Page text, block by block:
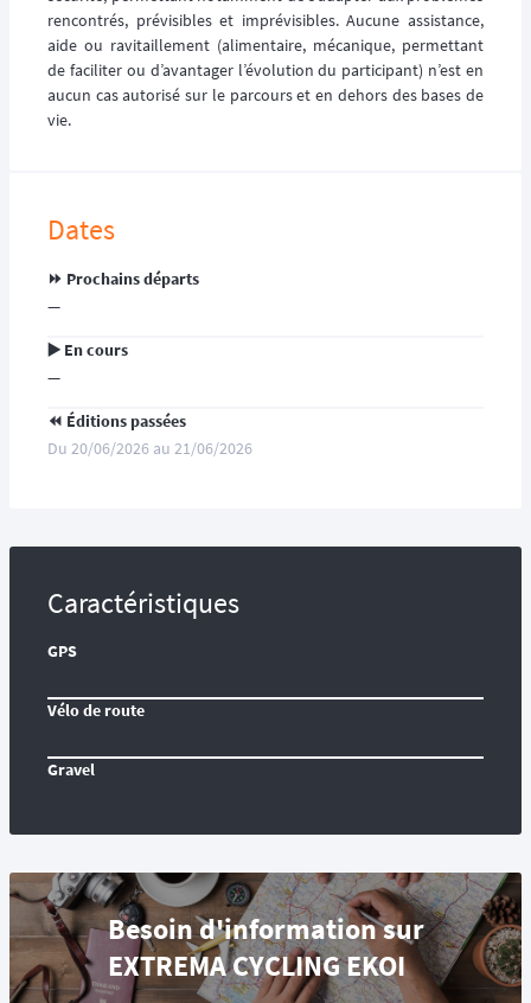
rencontrés, prévisibles et imprévisibles. Aucune assistance,
aide ou ravitaillement (alimentaire, mécanique, permettant
de faciliter ou d’avantager l’évolution du participant) n’est en
aucun cas autorisé sur le parcours et en dehors des bases de
vie.
Dates
⏩️ Prochains départs
—
▶️ En cours
—
⏪️ Éditions passées
Du 20/06/2026 au 21/06/2026
Caractéristiques
GPS
Vélo de route
Gravel
Besoin d'information sur
EXTREMA CYCLING EKOI